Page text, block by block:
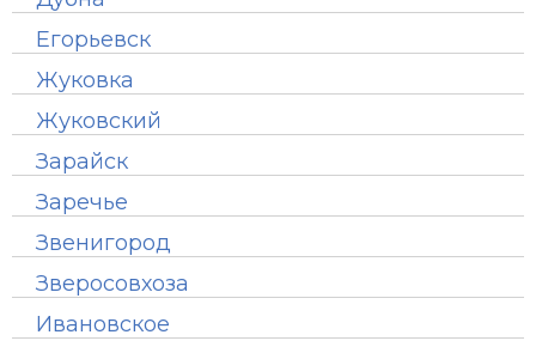
Егорьевск
Жуковка
Жуковский
Зарайск
Заречье
Звенигород
Зверосовхоза
Ивановское